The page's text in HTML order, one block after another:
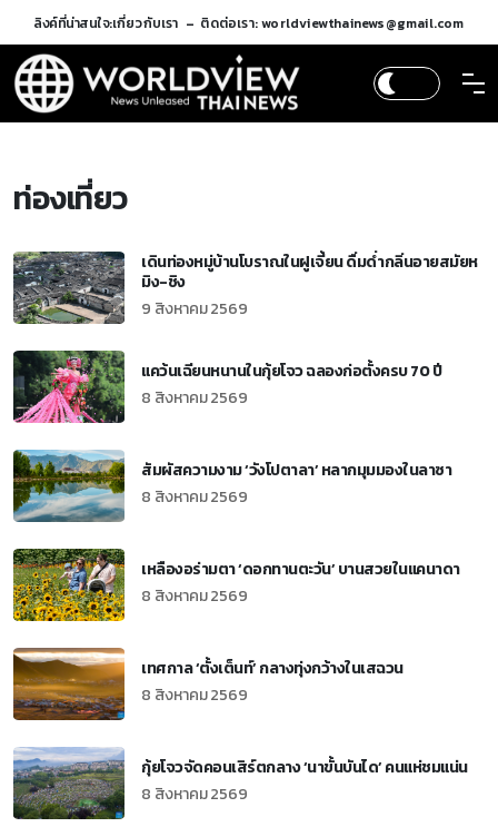
ลิงค์ที่น่าสนใจ:เกี่ยวกับเรา ติดต่อเรา: worldviewthainews@gmail.com
ท่องเที่ยว
เดินท่องหมู่บ้านโบราณในฝูเจี้ยน ดื่มด่ำกลิ่นอายสมัยห
มิง-ชิง
9 สิงหาคม 2569
แคว้นเฉียนหนานในกุ้ยโจว ฉลองก่อตั้งครบ 70 ปี
8 สิงหาคม 2569
สัมผัสความงาม ‘วังโปตาลา’ หลากมุมมองในลาซา
8 สิงหาคม 2569
เหลืองอร่ามตา ‘ดอกทานตะวัน’ บานสวยในแคนาดา
8 สิงหาคม 2569
เทศกาล ‘ตั้งเต็นท์’ กลางทุ่งกว้างในเสฉวน
8 สิงหาคม 2569
กุ้ยโจวจัดคอนเสิร์ตกลาง ‘นาขั้นบันได’ คนแห่ชมแน่น
8 สิงหาคม 2569